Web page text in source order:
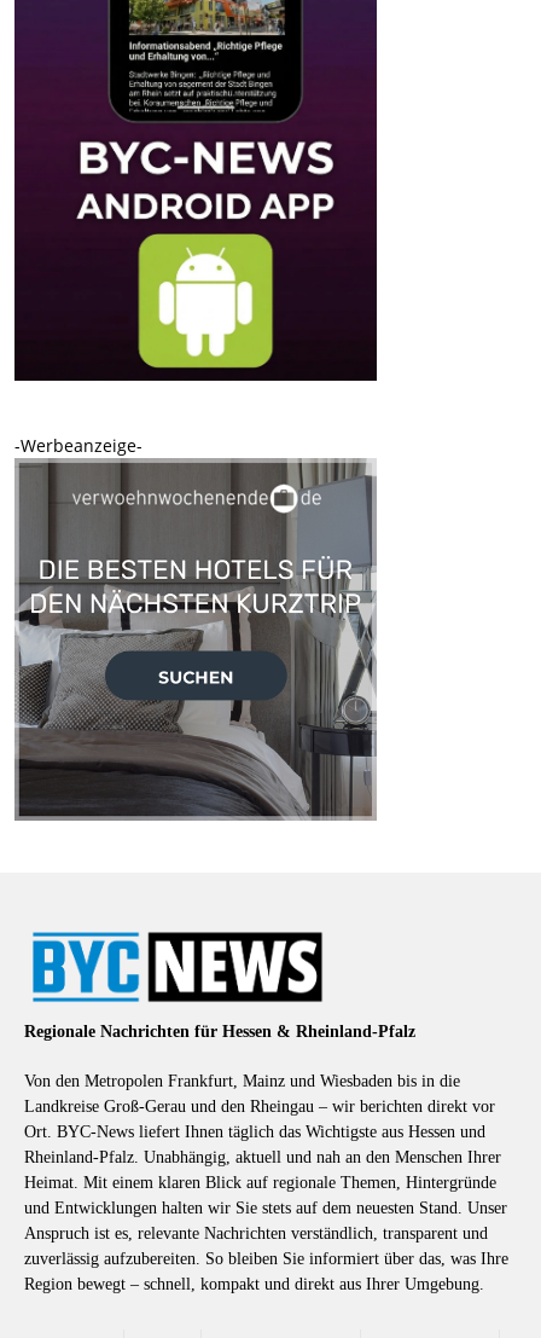
-Werbeanzeige-
Regionale Nachrichten für Hessen & Rheinland-Pfalz
Von den Metropolen Frankfurt, Mainz und Wiesbaden bis in die
Landkreise Groß-Gerau und den Rheingau – wir berichten direkt vor
Ort. BYC-News liefert Ihnen täglich das Wichtigste aus Hessen und
Rheinland-Pfalz. Unabhängig, aktuell und nah an den Menschen Ihrer
Heimat. Mit einem klaren Blick auf regionale Themen, Hintergründe
und Entwicklungen halten wir Sie stets auf dem neuesten Stand. Unser
Anspruch ist es, relevante Nachrichten verständlich, transparent und
zuverlässig aufzubereiten. So bleiben Sie informiert über das, was Ihre
Region bewegt – schnell, kompakt und direkt aus Ihrer Umgebung.